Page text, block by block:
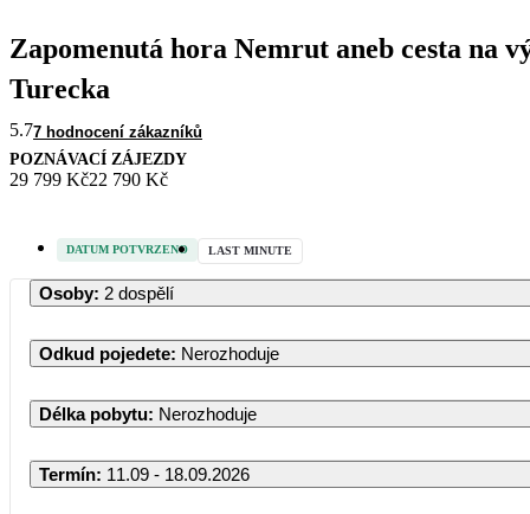
Zapomenutá hora Nemrut aneb cesta na
Turecka
5.77 hodnocení zákazníků
POZNÁVACÍ ZÁJEZDY
29 799 Kč22 790 Kč
DATUM POTVRZENO LAST MINUTE
Osoby: 2 dospělí
Odkud pojedete: Nerozhoduje
Délka pobytu: Nerozhoduje
Termín: 11.09 - 18.09.2026